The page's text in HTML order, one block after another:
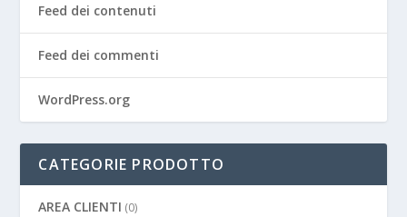
Feed dei contenuti
Feed dei commenti
WordPress.org
CATEGORIE PRODOTTO
AREA CLIENTI (0)